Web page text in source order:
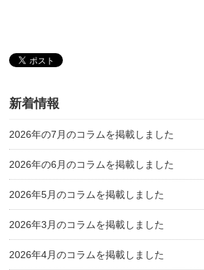
新着情報
2026年の7月のコラムを掲載しました
2026年の6月のコラムを掲載しました
2026年5月のコラムを掲載しました
2026年3月のコラムを掲載しました
2026年4月のコラムを掲載しました